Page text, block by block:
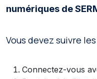
numériques de
Vous devez suivre
Connectez-vous